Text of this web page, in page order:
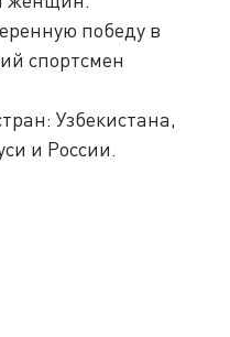
победу в
спортсмен
Узбекистана,
и России.